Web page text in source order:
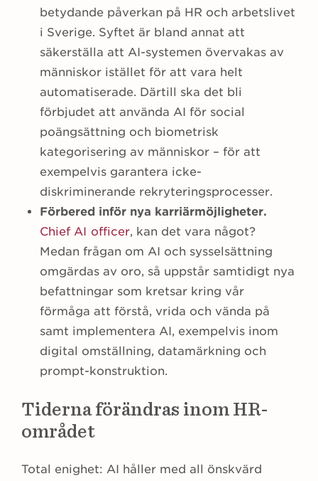
betydande påverkan på HR och arbetslivet
i Sverige. Syftet är bland annat att
säkerställa att AI-systemen övervakas av
människor istället för att vara helt
automatiserade. Därtill ska det bli
förbjudet att använda AI för social
poängsättning och biometrisk
kategorisering av människor – för att
exempelvis garantera icke-
diskriminerande rekryteringsprocesser.
Förbered inför nya karriärmöjligheter.
Chief AI officer, kan det vara något?
Medan frågan om AI och sysselsättning
omgärdas av oro, så uppstår samtidigt nya
befattningar som kretsar kring vår
förmåga att förstå, vrida och vända på
samt implementera AI, exempelvis inom
digital omställning, datamärkning och
prompt-konstruktion.
Tiderna förändras inom HR-
området
Total enighet: AI håller med all önskvärd